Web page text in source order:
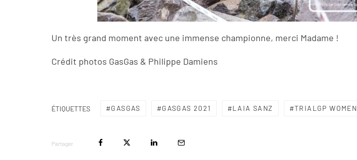
Un très grand moment avec une immense championne, merci Madame !
Crédit photos GasGas & Philippe Damiens
ÉTIQUETTES GASGAS GASGAS 2021 LAIA SANZ TRIALGP WOMEN
Partager